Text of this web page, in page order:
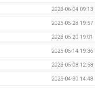
2023-06-04 09:13
2023-05-28 19:57
2023-05-20 19:01
2023-05-14 19:36
2023-05-08 12:58
2023-04-30 14:48